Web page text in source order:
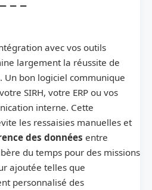
avec vos outils
largement la réussite de
Un bon logiciel communique
SIRH, votre ERP ou vos
interne. Cette
les ressaisies manuelles et
des données entre
du temps pour des missions
ajoutée telles que
personnalisé des